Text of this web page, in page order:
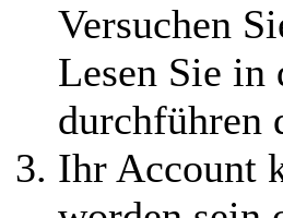
Versuchen
Lesen Sie in
durchführen
Ihr Account